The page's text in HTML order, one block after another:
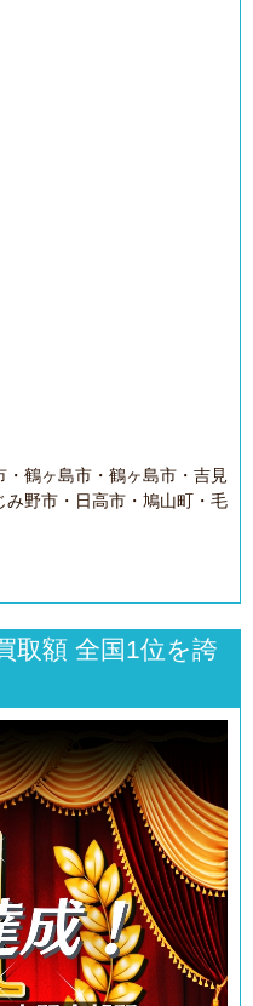
・鶴ヶ島市・鶴ヶ島市・吉見
野市・日高市・鳩山町・毛
取額 全国1位を誇